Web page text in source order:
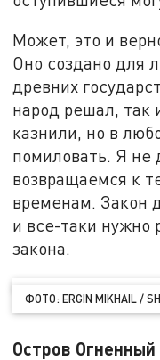
Может, это и
Оно создано для
древних
народ решал, так
казнили, но в
помиловать. Я
возвращаемся к
временам. Закон
и все-таки нужно
закона.
ФОТО: ERGIN MIKHAIL /
Остров